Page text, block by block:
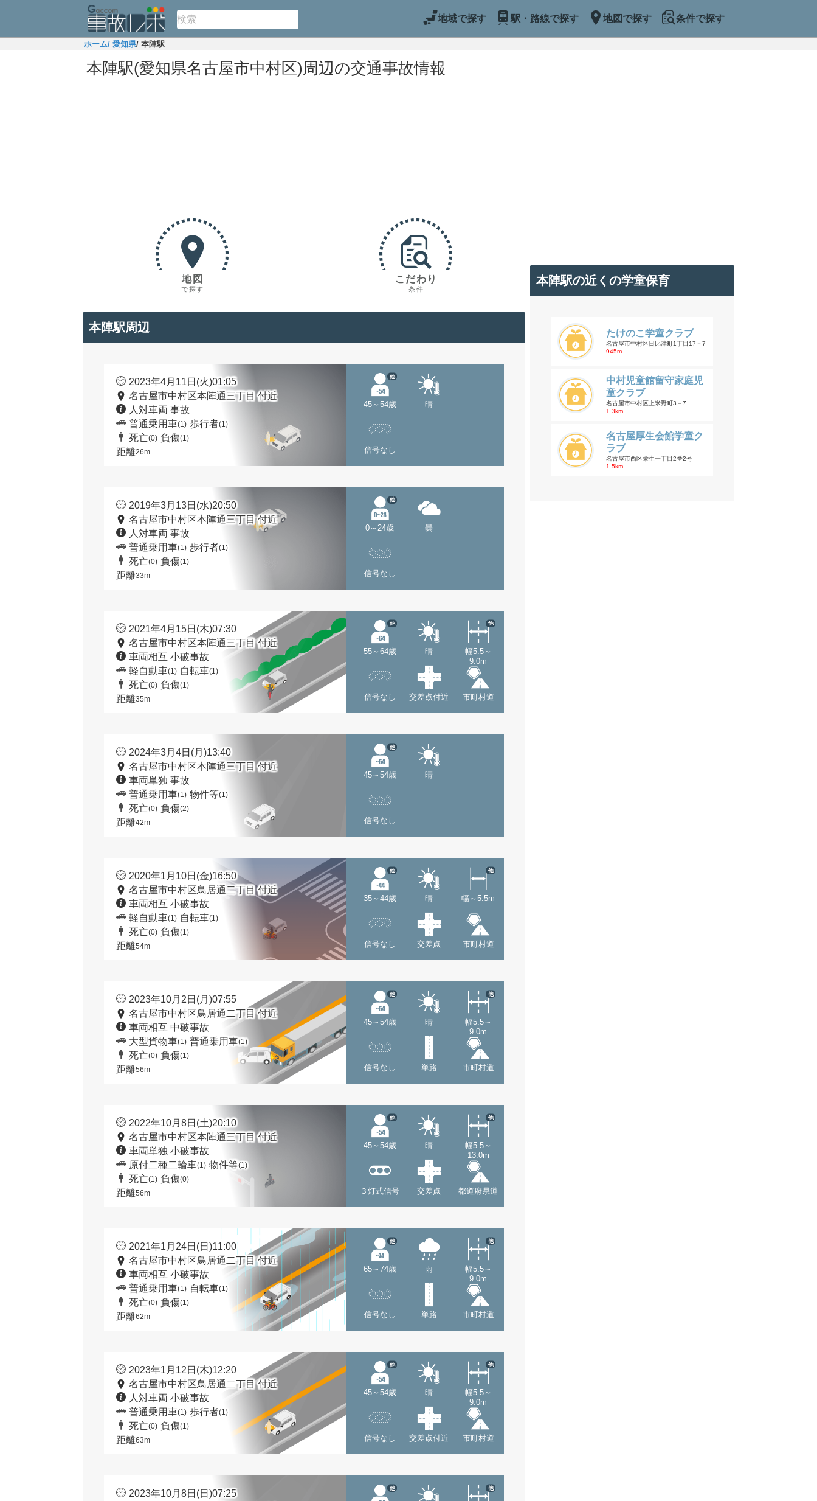
地域で探す 駅・路線で探す 地図で探す 条件で探す
ホーム/ 愛知県/ 本陣駅
本陣駅(愛知県名古屋市中村区)周辺の交通事故情報
地図
で探す
こだわり
条件
本陣駅周辺
2023年4月11日(火)01:05
名古屋市中村区本陣通三丁目 付近
人対車両 事故
普通乗用車(1) 歩行者(1)
死亡(0) 負傷(1)
距離26m
45～54歳
他
晴
信号なし
2019年3月13日(水)20:50
名古屋市中村区本陣通三丁目 付近
人対車両 事故
普通乗用車(1) 歩行者(1)
死亡(0) 負傷(1)
距離33m
0～24歳
他
曇
信号なし
2021年4月15日(木)07:30
名古屋市中村区本陣通三丁目 付近
車両相互 小破事故
軽自動車(1) 自転車(1)
死亡(0) 負傷(1)
距離35m
55～64歳
他
晴
幅5.5～
9.0m
他
信号なし 交差点付近 市町村道
2024年3月4日(月)13:40
名古屋市中村区本陣通三丁目 付近
車両単独 事故
普通乗用車(1) 物件等(1)
死亡(0) 負傷(2)
距離42m
45～54歳
他
晴
信号なし
2020年1月10日(金)16:50
名古屋市中村区鳥居通二丁目 付近
車両相互 小破事故
軽自動車(1) 自転車(1)
死亡(0) 負傷(1)
距離54m
35～44歳
他
晴 幅～5.5m
他
信号なし 交差点 市町村道
2023年10月2日(月)07:55
名古屋市中村区鳥居通二丁目 付近
車両相互 中破事故
大型貨物車(1) 普通乗用車(1)
死亡(0) 負傷(1)
距離56m
45～54歳
他
晴
幅5.5～
9.0m
他
信号なし 単路 市町村道
2022年10月8日(土)20:10
名古屋市中村区本陣通三丁目 付近
車両単独 小破事故
原付二種二輪車(1) 物件等(1)
死亡(1) 負傷(0)
距離56m
45～54歳
他
晴
幅5.5～
13.0m
他
３灯式信号 交差点 都道府県道
2021年1月24日(日)11:00
名古屋市中村区鳥居通二丁目 付近
車両相互 小破事故
普通乗用車(1) 自転車(1)
死亡(0) 負傷(1)
距離62m
65～74歳
他
雨
幅5.5～
9.0m
他
信号なし 単路 市町村道
2023年1月12日(木)12:20
名古屋市中村区鳥居通二丁目 付近
人対車両 小破事故
普通乗用車(1) 歩行者(1)
死亡(0) 負傷(1)
距離63m
45～54歳
他
晴
幅5.5～
9.0m
他
信号なし 交差点付近 市町村道
2023年10月8日(日)07:25
他 他
本陣駅の近くの学童保育
たけのこ学童クラブ
名古屋市中村区日比津町1丁目17－7
945m
中村児童館留守家庭児
童クラブ
名古屋市中村区上米野町3－7
1.3km
名古屋厚生会館学童ク
ラブ
名古屋市西区栄生一丁目2番2号
1.5km